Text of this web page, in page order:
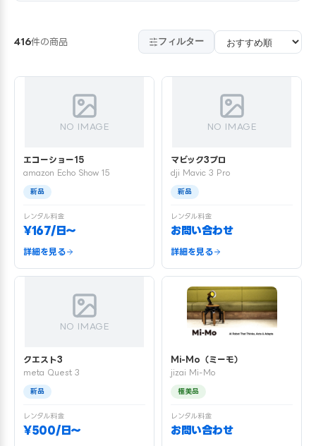
416件の商品 フィルター
NO IMAGE
エコーショー15
amazon Echo Show 15
新品
レンタル料金
¥167/日〜
詳細を見る
NO IMAGE
マビック3プロ
dji Mavic 3 Pro
新品
レンタル料金
お問い合わせ
詳細を見る
NO IMAGE
クエスト3
meta Quest 3
新品
レンタル料金
¥500/日〜
Mi-Mo（ミーモ）
jizai Mi-Mo
極美品
レンタル料金
お問い合わせ